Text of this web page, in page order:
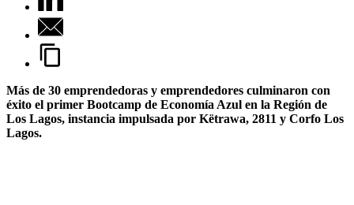
Más de 30 emprendedoras y emprendedores culminaron con
éxito el primer Bootcamp de Economía Azul en la Región de
Los Lagos, instancia impulsada por Këtrawa, 2811 y Corfo Los
Lagos.